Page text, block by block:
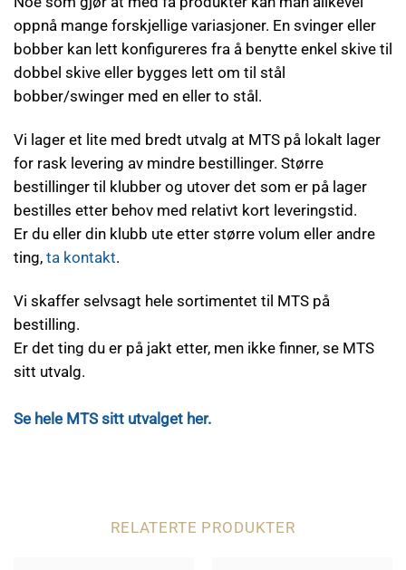
oppnå mange forskjellige variasjoner. En svinger eller
bobber kan lett konfigureres fra å benytte enkel skive til
dobbel skive eller bygges lett om til stål
bobber/swinger med en eller to stål.
Vi lager et lite med bredt utvalg at MTS på lokalt lager
for rask levering av mindre bestillinger. Større
bestillinger til klubber og utover det som er på lager
bestilles etter behov med relativt kort leveringstid.
Er du eller din klubb ute etter større volum eller andre
ting, ta kontakt.
Vi skaffer selvsagt hele sortimentet til MTS på
bestilling.
Er det ting du er på jakt etter, men ikke finner, se MTS
sitt utvalg.
Se hele MTS sitt utvalget her.
RELATERTE PRODUKTER